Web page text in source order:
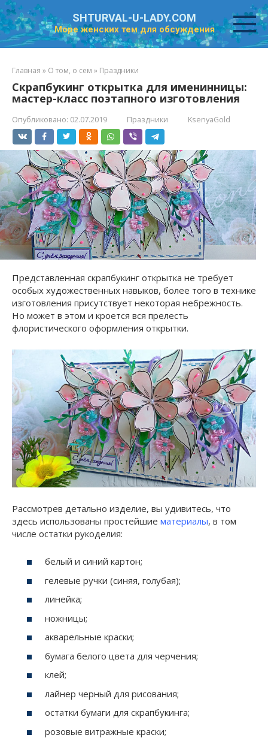
Перейти
к
контенту
SHTURVAL-U-LADY.COM
Море женских тем для обсуждения
Главная » О том, о сем » Праздники
Скрапбукинг открытка для именинницы:
мастер-класс поэтапного изготовления
Опубликовано: 02.07.2019 Праздники KsenyaGold
Представленная скрапбукинг открытка не требует
особых художественных навыков, более того в технике
изготовления присутствует некоторая небрежность.
Но может в этом и кроется вся прелесть
флористического оформления открытки.
Рассмотрев детально изделие, вы удивитесь, что
здесь использованы простейшие материалы, в том
числе остатки рукоделия:
белый и синий картон;
гелевые ручки (синяя, голубая);
линейка;
ножницы;
акварельные краски;
бумага белого цвета для черчения;
клей;
лайнер черный для рисования;
остатки бумаги для скрапбукинга;
розовые витражные краски;